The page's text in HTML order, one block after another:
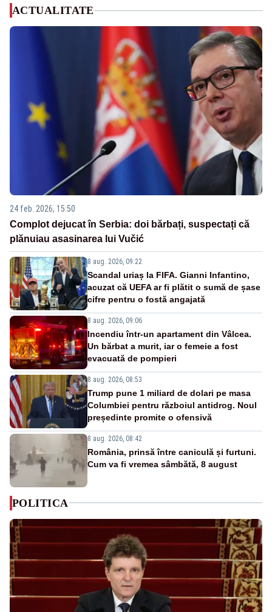
ACTUALITATE
24 feb. 2026, 15:50
Complot dejucat în Serbia: doi bărbați, suspectați că
plănuiau asasinarea lui Vučić
8 aug. 2026, 09:22
Scandal uriaș la FIFA. Gianni Infantino,
acuzat că UEFA ar fi plătit o sumă de șase
cifre pentru o fostă angajată
8 aug. 2026, 09:06
Incendiu într-un apartament din Vâlcea.
Un bărbat a murit, iar o femeie a fost
evacuată de pompieri
8 aug. 2026, 08:53
Trump pune 1 miliard de dolari pe masa
Columbiei pentru războiul antidrog. Noul
președinte promite o ofensivă
8 aug. 2026, 08:42
România, prinsă între caniculă și furtuni.
Cum va fi vremea sâmbătă, 8 august
POLITICA